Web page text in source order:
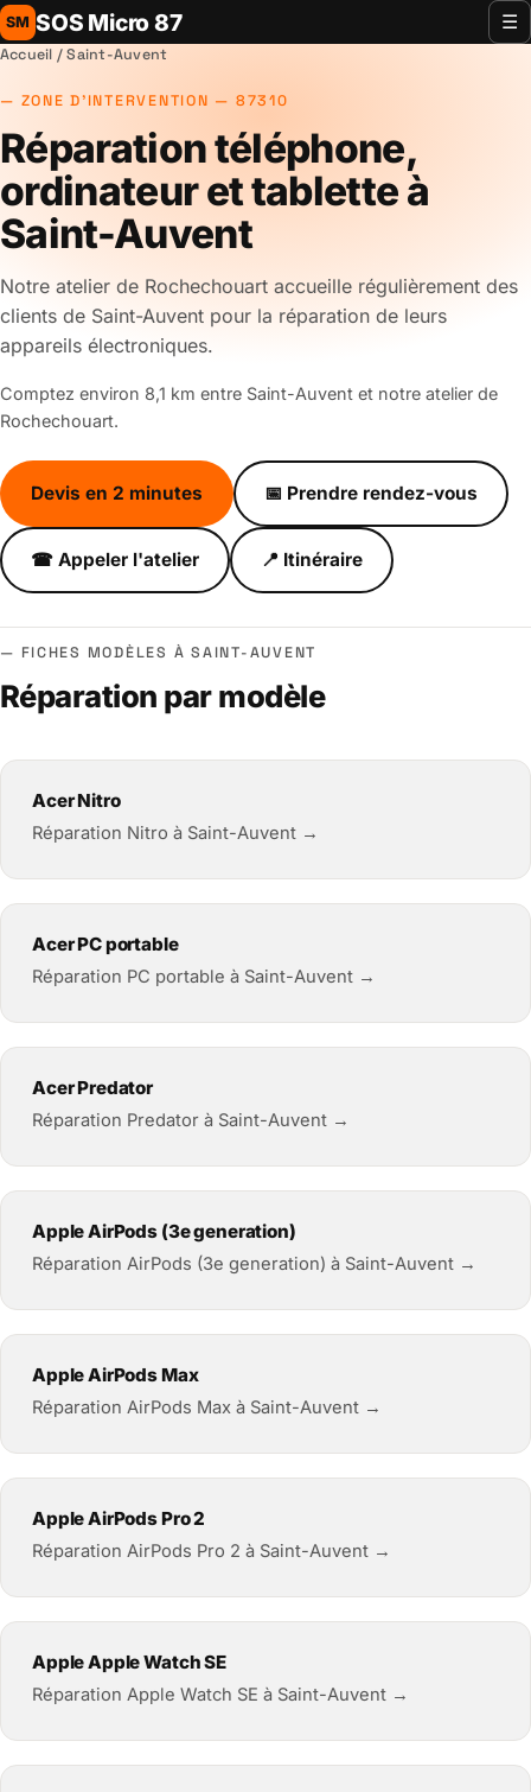
SM SOS Micro 87 ☰
Accueil / Saint-Auvent
ZONE D'INTERVENTION — 87310
Réparation téléphone,
ordinateur et tablette à
Saint-Auvent
Notre atelier de Rochechouart accueille régulièrement des
clients de Saint-Auvent pour la réparation de leurs
appareils électroniques.
Comptez environ 8,1 km entre Saint-Auvent et notre atelier de
Rochechouart.
Devis en 2 minutes 📅 Prendre rendez-vous
☎ Appeler l'atelier 📍 Itinéraire
FICHES MODÈLES À SAINT-AUVENT
Réparation par modèle
Acer Nitro
Réparation Nitro à Saint-Auvent →
Acer PC portable
Réparation PC portable à Saint-Auvent →
Acer Predator
Réparation Predator à Saint-Auvent →
Apple AirPods (3e generation)
Réparation AirPods (3e generation) à Saint-Auvent →
Apple AirPods Max
Réparation AirPods Max à Saint-Auvent →
Apple AirPods Pro 2
Réparation AirPods Pro 2 à Saint-Auvent →
Apple Apple Watch SE
Réparation Apple Watch SE à Saint-Auvent →